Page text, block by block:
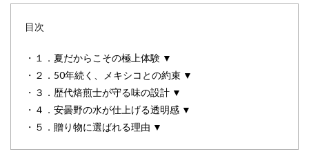
目次
・ １．夏だからこその極上体験 ▼
・ ２．50年続く、メキシコとの約束 ▼
・ ３．歴代焙煎士が守る味の設計 ▼
・ ４．安曇野の水が仕上げる透明感 ▼
・ ５．贈り物に選ばれる理由 ▼